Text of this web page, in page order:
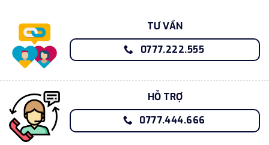
TƯ VẤN
0777.222.555
HỖ TRỢ
0777.444.666